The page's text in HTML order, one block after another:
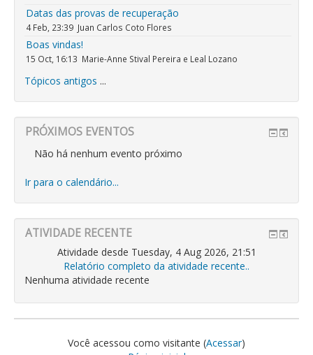
4 Feb, 23:39 Juan Carlos Coto Flores
Datas das provas de recuperação
15 Oct, 16:13 Marie-Anne Stival Pereira e Leal Lozano
Boas vindas!
Tópicos antigos ...
PRÓXIMOS EVENTOS
Não há nenhum evento próximo
Ir para o calendário...
ATIVIDADE RECENTE
Atividade desde Tuesday, 4 Aug 2026, 21:51
Relatório completo da atividade recente..
Nenhuma atividade recente
Você acessou como visitante (Acessar)